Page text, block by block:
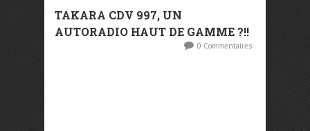
TAKARA CDV 997, UN
AUTORADIO HAUT DE GAMME ?!!
0 Commentaires